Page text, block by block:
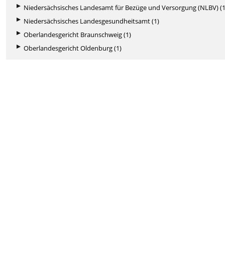
Niedersächsisches Landesamt für Bezüge und Versorgung (NLBV)
Niedersächsisches Landesgesundheitsamt (1)
Oberlandesgericht Braunschweig (1)
Oberlandesgericht Oldenburg (1)